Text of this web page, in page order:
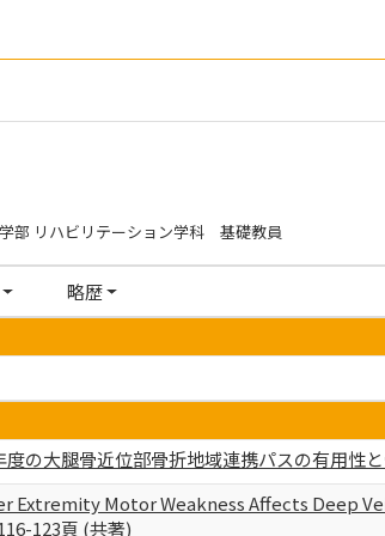
部 リハビリテーション学科 基礎教員
略歴
の大腿骨近位部骨折地域連携パスの有用性
Extremity Motor Weakness Affects Deep
123頁 (共著)